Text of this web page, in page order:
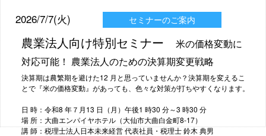
2026/7/7(火) セミナーのご案内
農業法人向け特別セミナー
米の価格変動に
対応可能！ 農業法人のための決算期変更戦略
決算期は農繁期を避けた12 月と思っていませんか？決算期を変えるこ
とで『米の価格変動』があっても、色々な対策が打ちやすくなります。
日 時：令和8 年７月13 日（月）午後1 時30 分～3 時30 分
場 所：大曲エンパイヤホテル（大仙市大曲白金町8-17）
講 師：税理士法人日本未来経営 代表社員・税理士 鈴木 典男